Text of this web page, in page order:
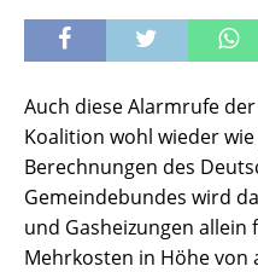
Auch diese Alarmrufe
Koalition wohl wieder
Berechnungen des
Gemeindebundes wird
und Gasheizungen
Mehrkosten in Höhe von